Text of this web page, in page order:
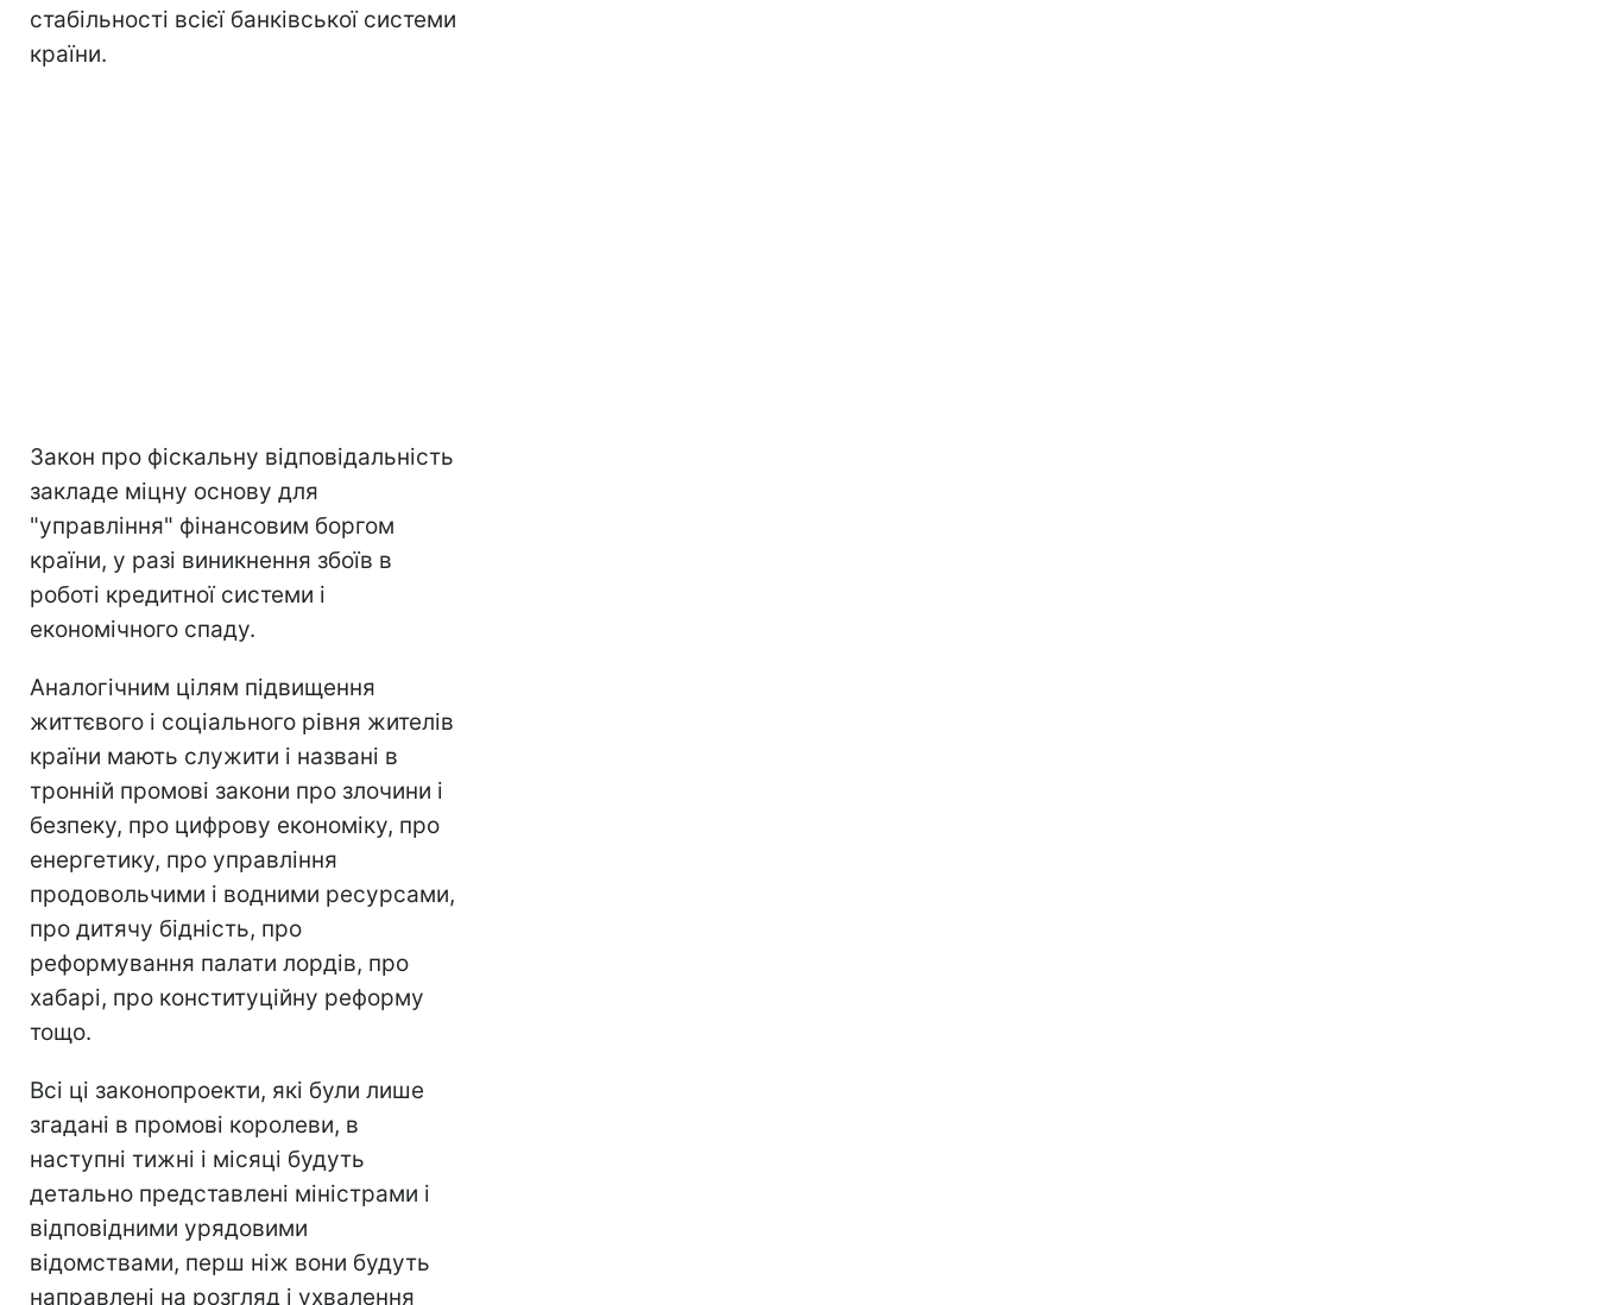
стабільності всієї банківської системи
країни.
Закон про фіскальну відповідальність
закладе міцну основу для
"управління" фінансовим боргом
країни, у разі виникнення збоїв в
роботі кредитної системи і
економічного спаду.
Аналогічним цілям підвищення
життєвого і соціального рівня жителів
країни мають служити і названі в
тронній промові закони про злочини і
безпеку, про цифрову економіку, про
енергетику, про управління
продовольчими і водними ресурсами,
про дитячу бідність, про
реформування палати лордів, про
хабарі, про конституційну реформу
тощо.
Всі ці законопроекти, які були лише
згадані в промові королеви, в
наступні тижні і місяці будуть
детально представлені міністрами і
відповідними урядовими
відомствами, перш ніж вони будуть
направлені на розгляд і ухвалення